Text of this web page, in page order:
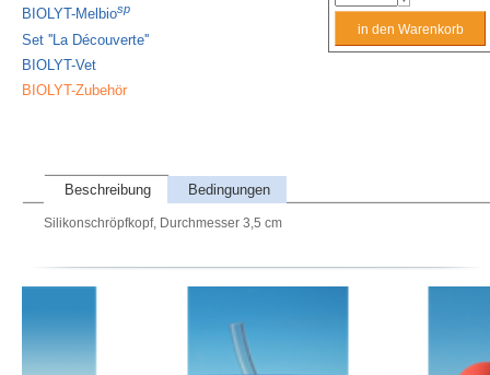
BIOLYT-Melbiosp
Set ''La Découverte''
BIOLYT-Vet
BIOLYT-Zubehör
Beschreibung Bedingungen
Silikonschröpfkopf, Durchmesser 3,5 cm